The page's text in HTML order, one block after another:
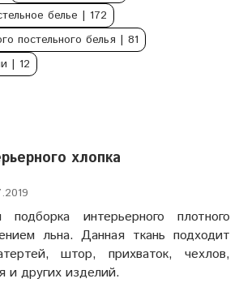
белье | 172
постельного белья | 81
| 12
хлопка
подборка интерьерного плотного
льна. Данная ткань подходит
штор, прихваток, чехлов,
и других изделий.